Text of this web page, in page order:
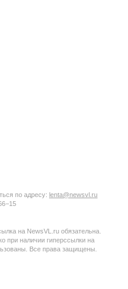
по адресу: lenta@newsvl.ru
на NewsVL.ru обязательна.
при наличии гиперссылки на
Все права защищены.